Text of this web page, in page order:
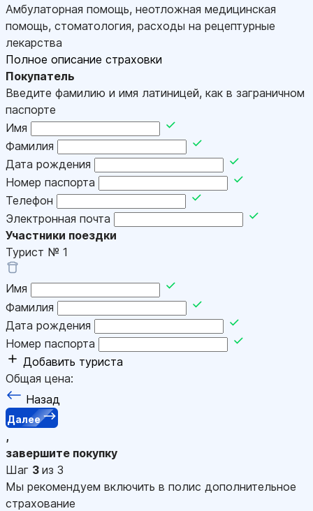
Амбулаторная помощь, неотложная медицинская
помощь, стоматология, расходы на рецептурные
лекарства
Полное описание страховки
Покупатель
Введите фамилию и имя латиницей, как в заграничном
паспорте
Имя
Фамилия
Дата рождения
Номер паспорта
Телефон
Электронная почта
Участники поездки
Турист № 1
Имя
Фамилия
Дата рождения
Номер паспорта
Добавить туриста
Общая цена:
Назад
Далее
,
завершите покупку
Шаг 3 из 3
Мы рекомендуем включить в полис дополнительное
страхование